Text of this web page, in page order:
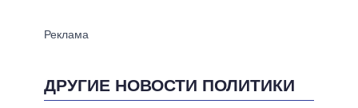
ДРУГИЕ НОВОСТИ ПОЛИТИКИ